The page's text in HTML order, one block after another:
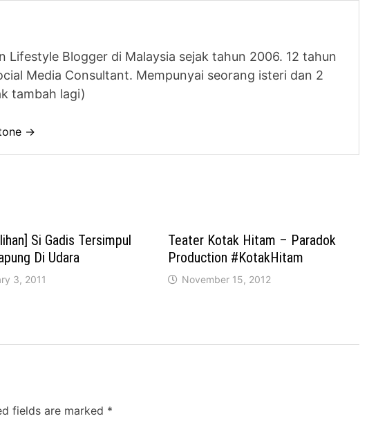
Lifestyle Blogger di Malaysia sejak tahun 2006. 12 tahun
Media Consultant. Mempunyai seorang isteri dan 2
tambah lagi)
→
Si Gadis Tersimpul
Di Udara
3, 2011
Teater Kotak Hitam – Paradok
Production #KotakHitam
November 15, 2012
fields are marked *